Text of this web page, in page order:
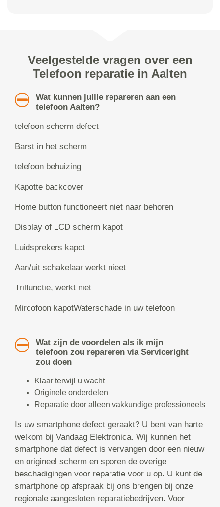
Veelgestelde vragen over een
Telefoon reparatie in Aalten
Wat kunnen jullie repareren aan een
telefoon Aalten?
telefoon scherm defect
Barst in het scherm
telefoon behuizing
Kapotte backcover
Home button functioneert niet naar behoren
Display of LCD scherm kapot
Luidsprekers kapot
Aan/uit schakelaar werkt nieet
Trilfunctie, werkt niet
Mircofoon kapotWaterschade in uw telefoon
Wat zijn de voordelen als ik mijn
telefoon zou repareren via Serviceright
zou doen
Klaar terwijl u wacht
Originele onderdelen
Reparatie door alleen vakkundige professioneels
Is uw smartphone defect geraakt? U bent van harte
welkom bij Vandaag Elektronica. Wij kunnen het
smartphone dat defect is vervangen door een nieuw
en origineel scherm en sporen de overige
beschadigingen voor reparatie voor u op. U kunt de
smartphone op afspraak bij ons brengen bij onze
regionale aangesloten reparatiebedrijven. Voor